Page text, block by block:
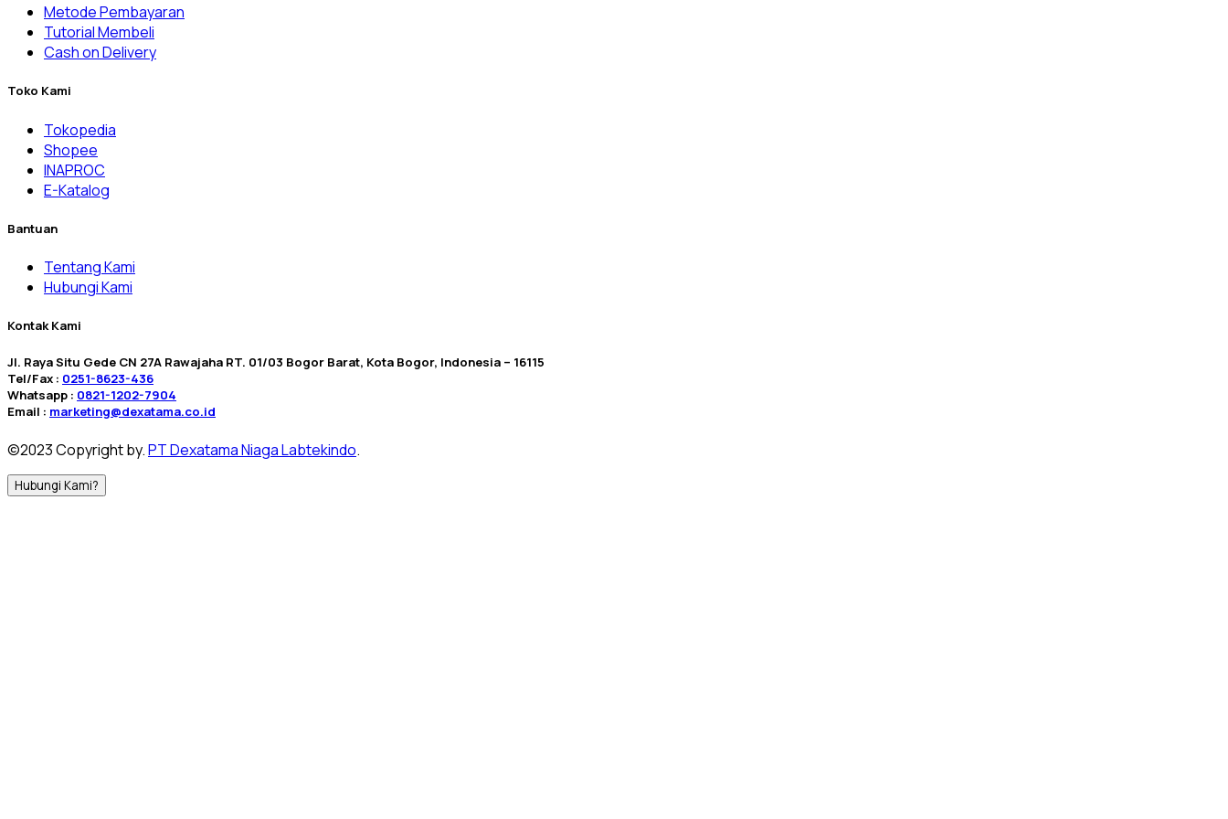
Metode Pembayaran
Tutorial Membeli
Cash on Delivery
Toko Kami
Tokopedia
Shopee
INAPROC
E-Katalog
Bantuan
Tentang Kami
Hubungi Kami
Kontak Kami
Jl. Raya Situ Gede CN 27A Rawajaha RT. 01/03 Bogor Barat, Kota Bogor, Indonesia – 16115
Tel/Fax : 0251-8623-436
Whatsapp : 0821-1202-7904
Email : marketing@dexatama.co.id
©2023 Copyright by.PT Dexatama Niaga Labtekindo.
Hubungi Kami?